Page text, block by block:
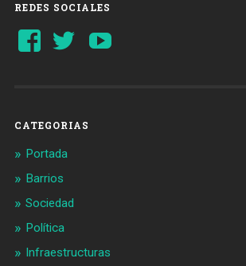
REDES SOCIALES
Ver
perfil
Ver
perfil
CATEGORIAS
Portada
Barrios
Sociedad
Política
Infraestructuras